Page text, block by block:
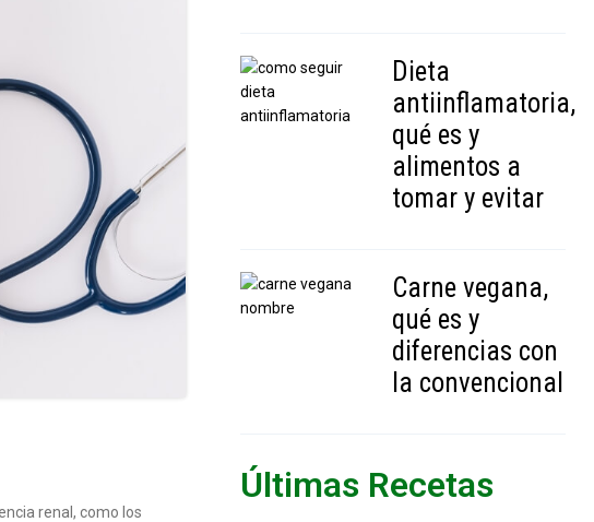
renal, como los
Dieta
antiinflamatoria,
qué es y
alimentos a
tomar y evitar
Carne vegana,
qué es y
diferencias con
la convencional
Últimas Recetas